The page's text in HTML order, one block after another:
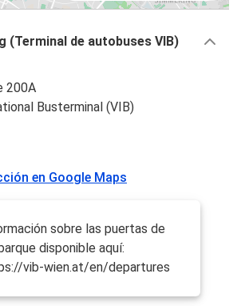
(Terminal de autobuses VIB)
200A
Busterminal (VIB)
en Google Maps
sobre las puertas de
disponible aquí:
vib-wien.at/en/departures